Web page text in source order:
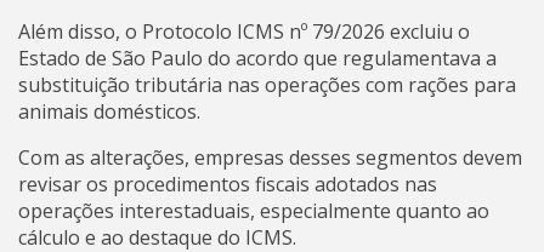
Além disso, o Protocolo ICMS nº 79/2026 excluiu o
Estado de São Paulo do acordo que regulamentava a
substituição tributária nas operações com rações para
animais domésticos.
Com as alterações, empresas desses segmentos devem
revisar os procedimentos fiscais adotados nas
operações interestaduais, especialmente quanto ao
cálculo e ao destaque do ICMS.